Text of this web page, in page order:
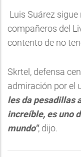
Luis Suárez
compañeros del
contento de no
Skrtel, defensa
admiración por el
les da pesadillas
increíble, es uno
mundo", dijo.